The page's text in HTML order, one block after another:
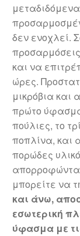
δεν ενοχλεί.
και να
ώρες.
μικρόβια και
πρώτο
πούλιες, το
ποπλίνα, και
πορώδες
μπορείτε να
και άνω,
εσωτερική
ύφασμα με